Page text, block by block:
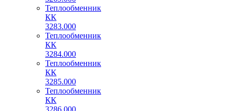
Теплообменник
КК
3283.000
Теплообменник
КК
3284.000
Теплообменник
КК
3285.000
Теплообменник
КК
3286.000